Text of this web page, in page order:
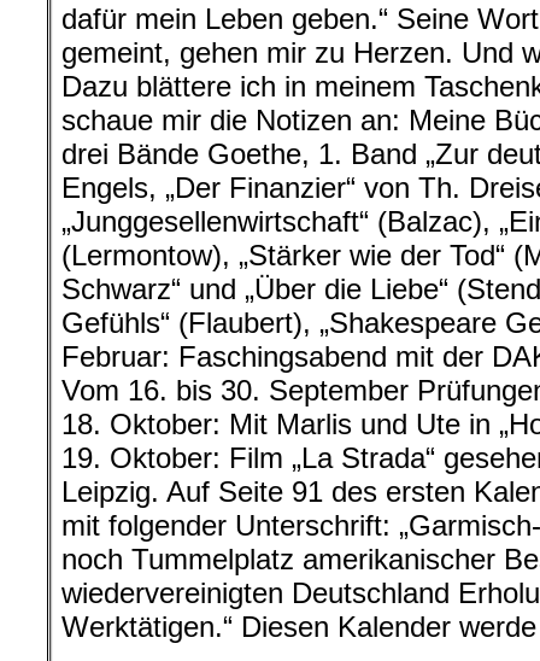
dafür mein Leben geben.“ Seine
gemeint, gehen mir zu Herzen. Und
Dazu blättere ich in meinem
schaue mir die Notizen an: Meine
drei Bände Goethe, 1. Band „Zur
Engels, „Der Finanzier“ von Th.
„Junggesellenwirtschaft“ (Balzac),
(Lermontow), „Stärker wie der Tod“
Schwarz“ und „Über die Liebe“
Gefühls“ (Flaubert), „Shakespeare
Februar: Faschingsabend mit der
Vom 16. bis 30. September
18. Oktober: Mit Marlis und Ute in
19. Oktober: Film „La Strada“
Leipzig. Auf Seite 91 des ersten
mit folgender Unterschrift:
noch Tummelplatz amerikanischer
wiedervereinigten Deutschland
Werktätigen.“ Diesen Kalender